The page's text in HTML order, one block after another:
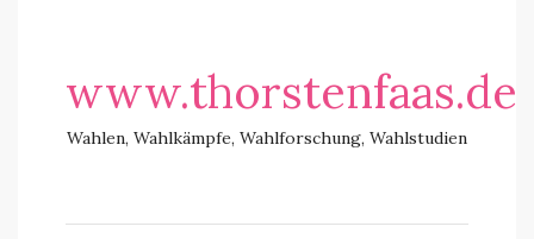
www.thorstenfaas.de
Wahlen, Wahlkämpfe, Wahlforschung, Wahlstudien